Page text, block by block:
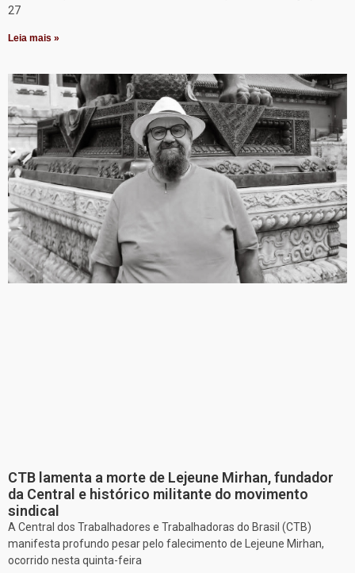
27
Leia mais »
CTB lamenta a morte de Lejeune Mirhan, fundador
da Central e histórico militante do movimento
sindical
A Central dos Trabalhadores e Trabalhadoras do Brasil (CTB)
manifesta profundo pesar pelo falecimento de Lejeune Mirhan,
ocorrido nesta quinta-feira